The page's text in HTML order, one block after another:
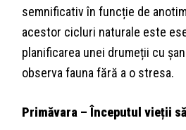
semnificativ în funcție de
acestor cicluri naturale este
planificarea unei drumeții cu
observa fauna fără a o stresa.
Primăvara – Începutul vieții